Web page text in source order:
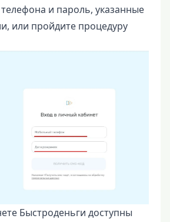
и пароль, указанные
или пройдите процедуру
Быстроденьги доступны